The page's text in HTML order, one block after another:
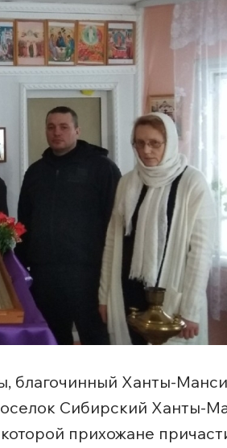
благочинный Ханты-
Сибирский Ханты-
прихожане